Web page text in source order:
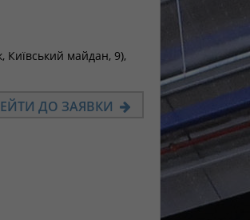
Київський майдан, 9),
ДО ЗАЯВКИ